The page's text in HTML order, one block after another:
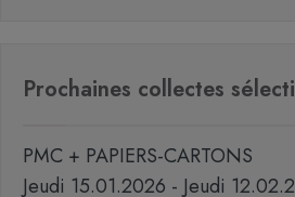
Prochaines collectes
PMC + PAPIERS-CARTONS
Jeudi 15.01.2026 - Jeudi